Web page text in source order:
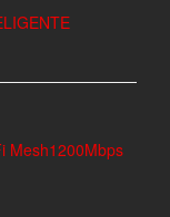
Mesh1200Mbps